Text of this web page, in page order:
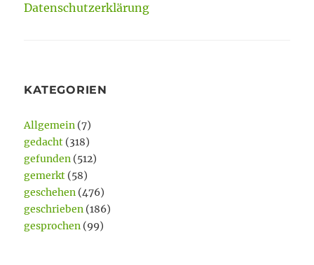
Datenschutzerklärung
KATEGORIEN
Allgemein (7)
gedacht (318)
gefunden (512)
gemerkt (58)
geschehen (476)
geschrieben (186)
gesprochen (99)